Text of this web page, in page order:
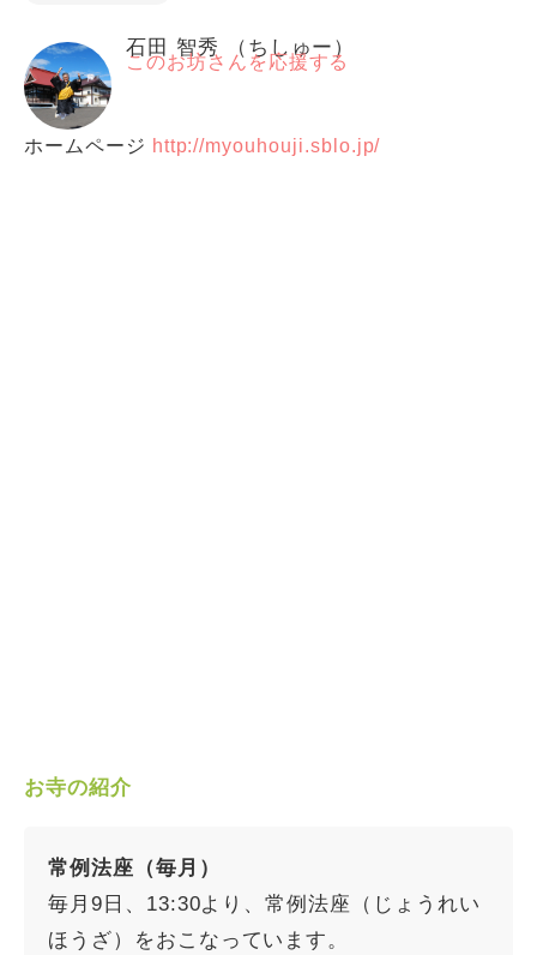
石田 智秀 （ちしゅー）
このお坊さんを応援する
ホームページ http://myouhouji.sblo.jp/
お寺の紹介
常例法座（毎月）
毎月9日、13:30より、常例法座（じょうれい
ほうざ）をおこなっています。